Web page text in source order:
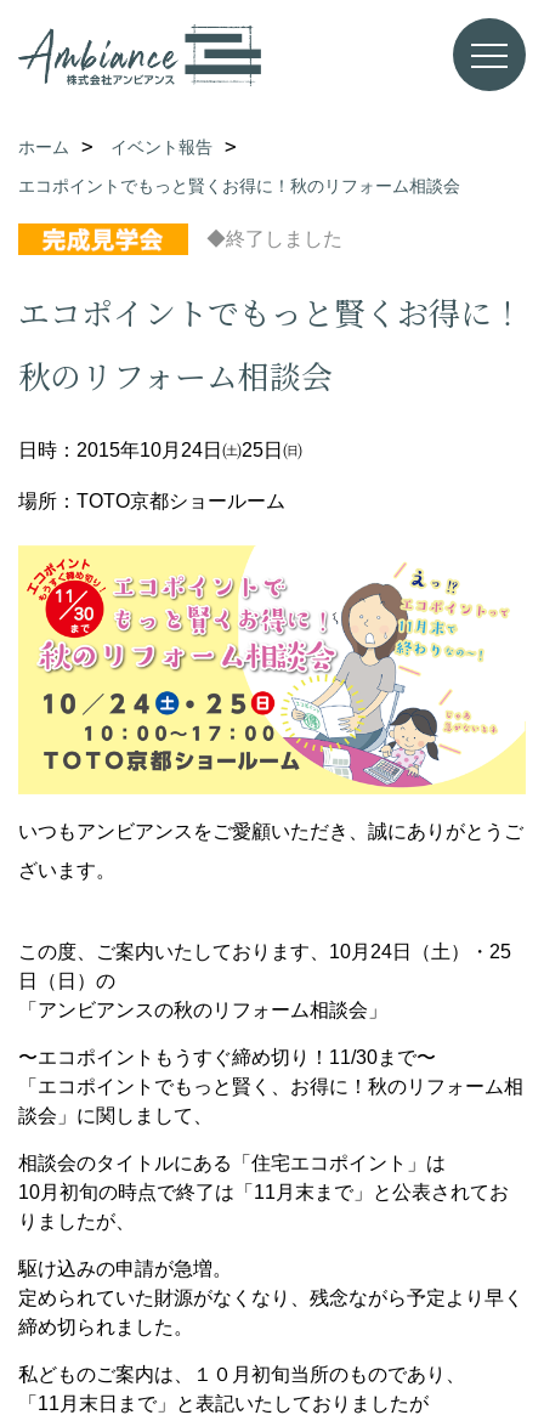
ホーム
イベント報告
エコポイントでもっと賢くお得に！秋のリフォーム相談会
◆終了しました
エコポイントでもっと賢くお得に！
秋のリフォーム相談会
日時：2015年10月24日㈯25日㈰
場所：TOTO京都ショールーム
いつもアンビアンスをご愛顧いただき、誠にありがとうご
ざいます。
この度、ご案内いたしております、10月24日（土）・25
日（日）の
「アンビアンスの秋のリフォーム相談会」
〜エコポイントもうすぐ締め切り！11/30まで〜
「エコポイントでもっと賢く、お得に！秋のリフォーム相
談会」に関しまして、
相談会のタイトルにある「住宅エコポイント」は
10月初旬の時点で終了は「11月末まで」と公表されてお
りましたが、
駆け込みの申請が急増。
定められていた財源がなくなり、残念ながら予定より早く
締め切られました。
私どものご案内は、１０月初旬当所のものであり、
「11月末日まで」と表記いたしておりましたが